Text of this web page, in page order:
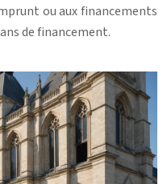
ou aux financements
de financement.